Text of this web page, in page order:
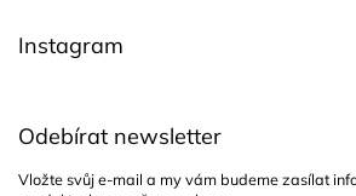
Instagram
Odebírat newsletter
Vložte svůj e-mail a my vám budeme zasílat